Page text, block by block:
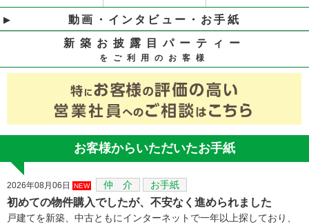
動画・インタビュー・お手紙
新築お披露目パーティー
をご利用のお客様
お客様からいただいたお手紙
2026年08月06日 NEW 仲 介 お手紙
初めての物件購入でしたが、不安なく進められました
戸建てを新築、中古ともにインターネットで一年以上探しており、